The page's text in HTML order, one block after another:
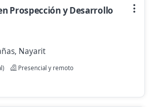
Prospección y Desarrollo
Nayarit
Presencial y remoto